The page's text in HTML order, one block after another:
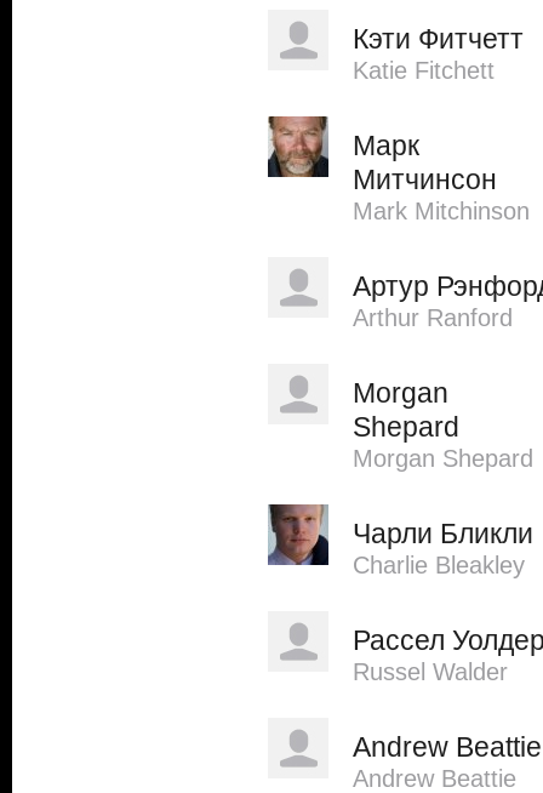
Кэти Фитчетт
Katie Fitchett
Марк
Митчинсон
Mark Mitchinson
Артур
Arthur Ranford
Morgan
Shepard
Morgan Shepard
Чарли Бликли
Charlie Bleakley
Рассел
Russel Walder
Andrew Beattie
Andrew Beattie